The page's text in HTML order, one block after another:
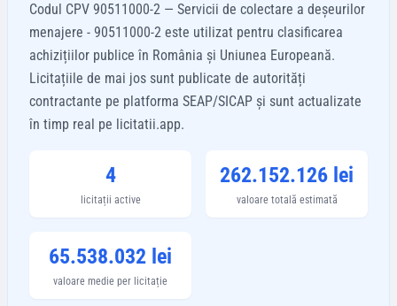
Codul CPV 90511000-2 — Servicii de colectare a deşeurilor
menajere - 90511000-2 este utilizat pentru clasificarea
achizițiilor publice în România și Uniunea Europeană.
Licitațiile de mai jos sunt publicate de autorități
contractante pe platforma SEAP/SICAP și sunt actualizate
în timp real pe licitatii.app.
4
licitații active
262.152.126 lei
valoare totală estimată
65.538.032 lei
valoare medie per licitație